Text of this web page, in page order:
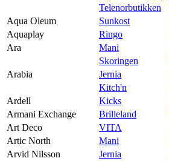
Telenorbutikken
Aqua Oleum
Sunkost
Aquaplay
Ringo
Ara
Mani
Skoringen
Arabia
Jernia
Kitch'n
Ardell
Kicks
Armani Exchange
Brilleland
Art Deco
VITA
Artic North
Mani
Arvid Nilsson
Jernia